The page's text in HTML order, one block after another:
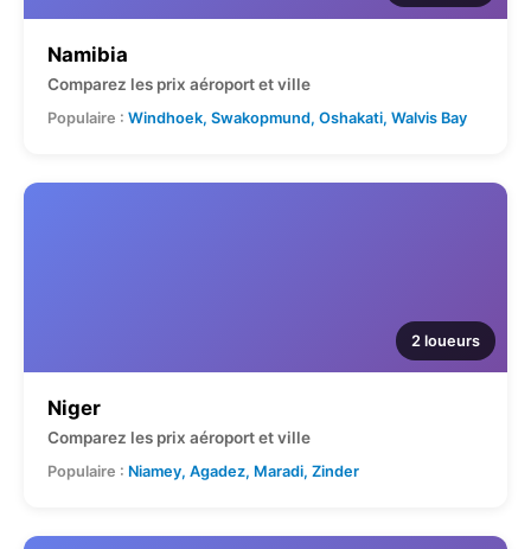
Namibia
Comparez les prix aéroport et ville
Populaire : Windhoek, Swakopmund, Oshakati, Walvis Bay
2 loueurs
Niger
Comparez les prix aéroport et ville
Populaire : Niamey, Agadez, Maradi, Zinder